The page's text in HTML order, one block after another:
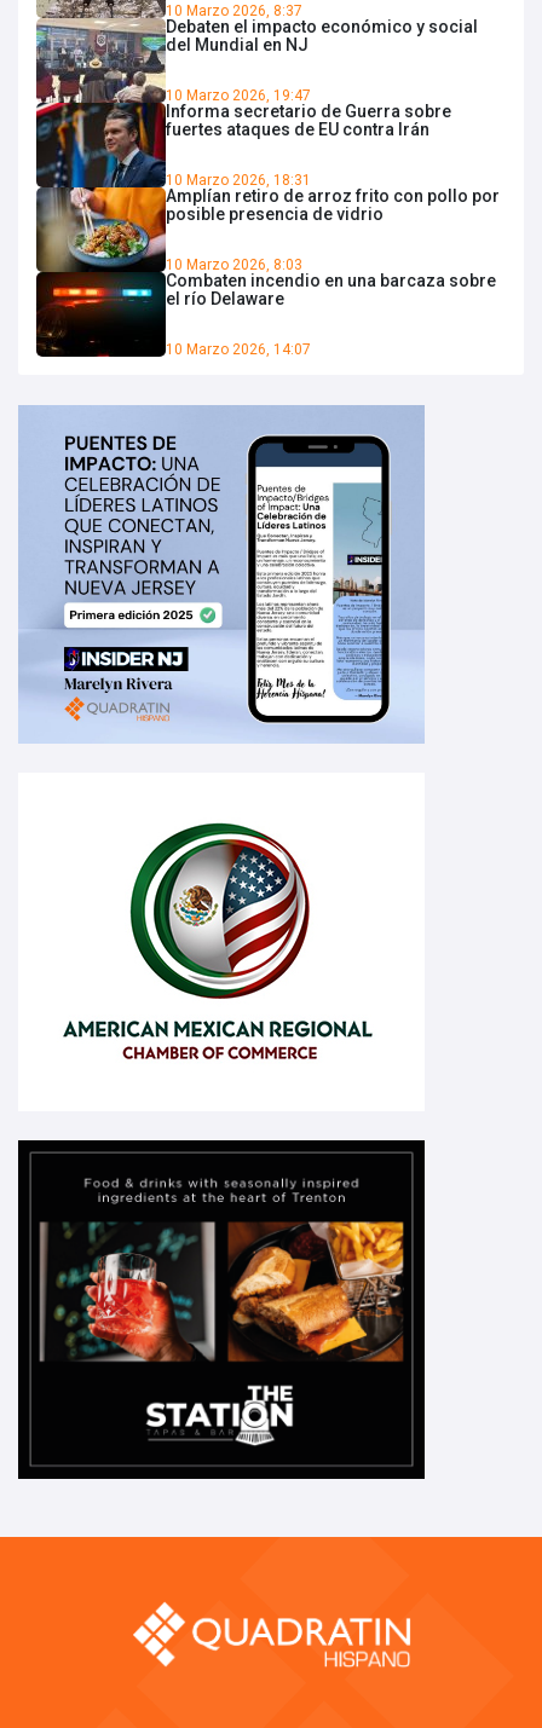
10 Marzo 2026, 8:37
Debaten el impacto económico y social
del Mundial en NJ
10 Marzo 2026, 19:47
Informa secretario de Guerra sobre
fuertes ataques de EU contra Irán
10 Marzo 2026, 18:31
Amplían retiro de arroz frito con pollo por
posible presencia de vidrio
10 Marzo 2026, 8:03
Combaten incendio en una barcaza sobre
el río Delaware
10 Marzo 2026, 14:07